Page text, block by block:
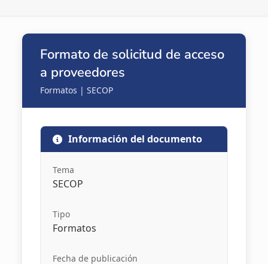
Formato de solicitud de acceso
a proveedores
Formatos | SECOP
Información del documento
Tema
SECOP
Tipo
Formatos
Fecha de publicación